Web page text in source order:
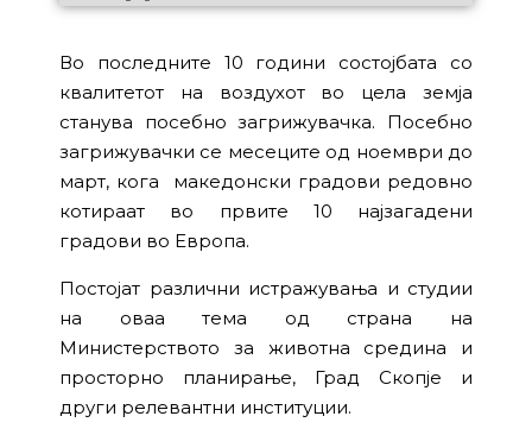
Во последните 10 години состојбата со
квалитетот на воздухот во цела земја
станува посебно загрижувачкa. Посебно
загрижувачки се месеците од ноември до
март, кога македонски градови редовно
котираат во првите 10 најзагадени
градови во Европа.
Постојат различни истражувања и студии
на оваа тема од страна на
Министерството за животна средина и
просторно планирање, Град Скопје и
други релевантни институции.